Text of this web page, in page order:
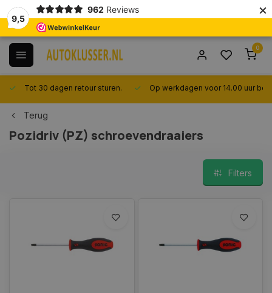
9,5
962 Reviews ×
0
Tot 30 dagen retour sturen. Op werkdagen voor 14.00 uur
Terug
Pozidriv (PZ) schroevendraaiers
Filters